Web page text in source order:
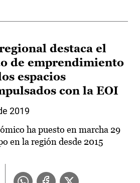
destaca el
de emprendimiento
espacios
con la EOI
2019
ha puesto en marcha 29
en la región desde 2015